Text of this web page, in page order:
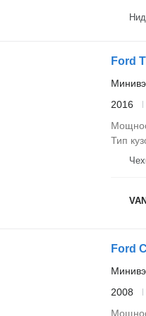
Ford
2016
Тип
Ford
2008